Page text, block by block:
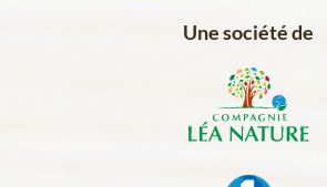
Une société de